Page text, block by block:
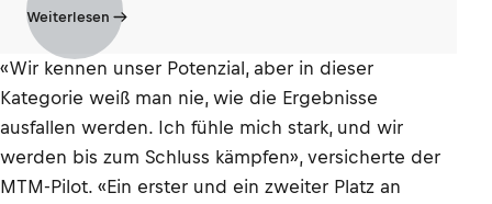
Weiterlesen
«Wir kennen unser Potenzial, aber in dieser
Kategorie weiß man nie, wie die Ergebnisse
ausfallen werden. Ich fühle mich stark, und wir
werden bis zum Schluss kämpfen», versicherte der
MTM-Pilot. «Ein erster und ein zweiter Platz an